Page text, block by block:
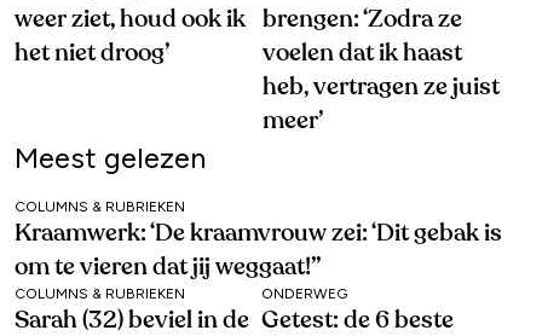
weer ziet, houd ook ik
het niet droog’
brengen: ‘Zodra ze
voelen dat ik haast
heb, vertragen ze juist
meer’
Meest gelezen
COLUMNS & RUBRIEKEN
Kraamwerk: ‘De kraamvrouw zei: ‘Dit gebak is
om te vieren dat jij weggaat!’’
COLUMNS & RUBRIEKEN
Sarah (32) beviel in de
ONDERWEG
Getest: de 6 beste